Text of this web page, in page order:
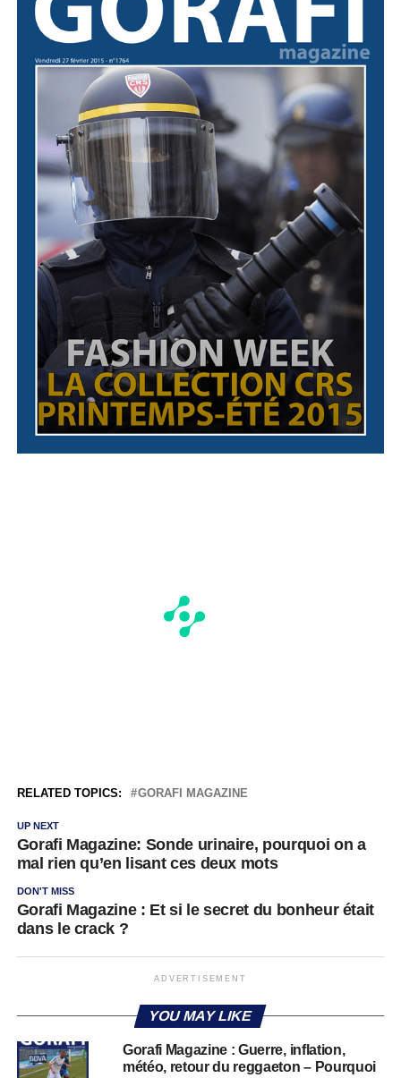
RELATED TOPICS: GORAFI MAGAZINE
UP NEXT
Gorafi Magazine: Sonde urinaire, pourquoi on a
mal rien qu’en lisant ces deux mots
DON'T MISS
Gorafi Magazine : Et si le secret du bonheur était
dans le crack ?
ADVERTISEMENT
YOU MAY LIKE
Gorafi Magazine : Guerre, inflation,
météo, retour du reggaeton – Pourquoi